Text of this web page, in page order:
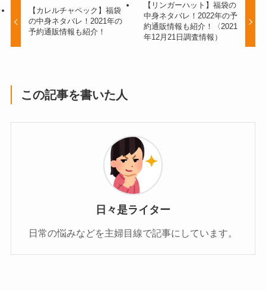
【カレルチャペック】福袋
の中身ネタバレ！2021年の
予約通販情報も紹介！
【リンガーハット】福袋の
中身ネタバレ！2022年の予
約通販情報も紹介！〈2021
年12月21日調査情報）
この記事を書いた人
日々是ライター
日常の悩みなどを主婦目線で記事にしています。